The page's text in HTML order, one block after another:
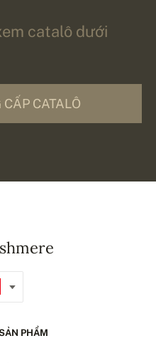
catalô dưới
CATALÔ
PHẨM